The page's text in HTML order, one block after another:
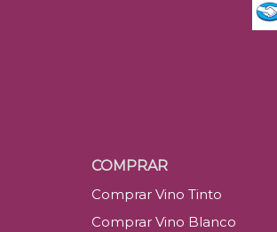
COMPRAR
Comprar Vino Tinto
Comprar Vino Blanco